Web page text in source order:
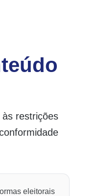
restrições
eleitorais